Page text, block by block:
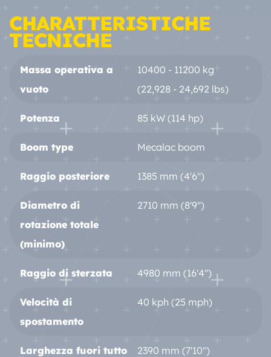
CHARATTERISTICHE
TECNICHE
Massa operativa a
vuoto
10400 - 11200 kg
(22,928 - 24,692 lbs)
Potenza 85 kW (114 hp)
Boom type Mecalac boom
Raggio posteriore 1385 mm (4'6'')
Diametro di
rotazione totale
(minimo)
2710 mm (8'9'')
Raggio di sterzata 4980 mm (16'4'')
Velocità di
spostamento
40 kph (25 mph)
Larghezza fuori tutto 2390 mm (7'10'')